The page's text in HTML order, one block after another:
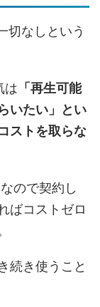
切なしという
は 「再生可能
いたい」とい
ストを取らな
ので契約し
ばコストゼロ
続き使うこと